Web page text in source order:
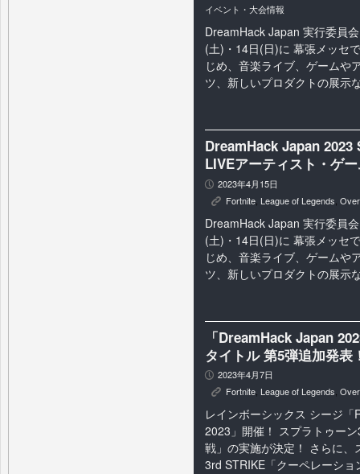
イベント・大会情報
DreamHack Japan 実行委員
(土)・14日(日)に 幕張メッセ
じめ、音楽ライブ、ゲームや
ツ、新しいプロダクトの展示
DreamHack Japan
LIVEアーティスト・ゲ
P 2023年4月15日
K Fortnite League of Legends
DreamHack Japan 実行委員
(土)・14日(日)に 幕張メッセ
じめ、音楽ライブ、ゲームや
ツ、新しいプロダクトの展示
「DreamHack Japan
タイトル 第5弾追加発表
P 2023年4月7日
K Fortnite, League of Legends,
レインボーシックス シージ
2023」開催！ スプラトゥー
戦」の実施が決定！ さらに、
3rd STRIKE「クーペレーシ